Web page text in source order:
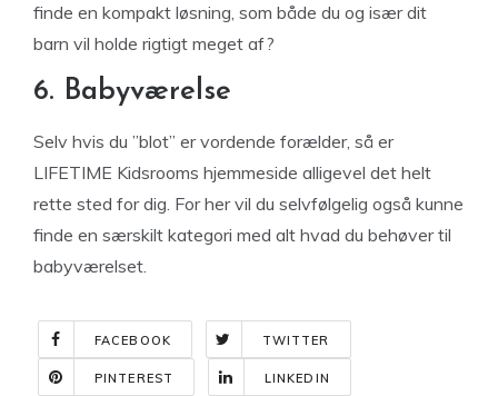
finde en kompakt løsning, som både du og især dit
barn vil holde rigtigt meget af?
6. Babyværelse
Selv hvis du ”blot” er vordende forælder, så er
LIFETIME Kidsrooms hjemmeside alligevel det helt
rette sted for dig. For her vil du selvfølgelig også kunne
finde en særskilt kategori med alt hvad du behøver til
babyværelset.
FACEBOOK TWITTER
PINTEREST LINKEDIN